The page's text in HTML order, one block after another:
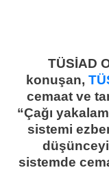
TÜSİAD
konuşan,
cemaat ve
“Çağı
sistemi
sistemde